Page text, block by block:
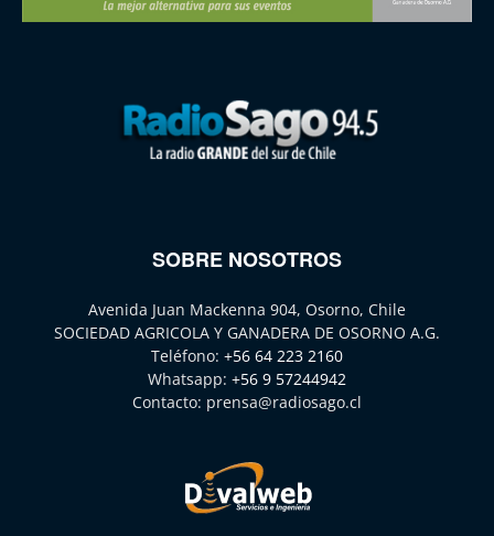
SOBRE NOSOTROS
Avenida Juan Mackenna 904, Osorno, Chile
SOCIEDAD AGRICOLA Y GANADERA DE OSORNO A.G.
Teléfono: +56 64 223 2160
Whatsapp: +56 9 57244942
Contacto: prensa@radiosago.cl